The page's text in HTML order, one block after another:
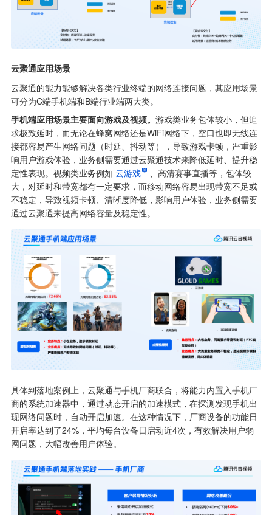
云聚通应用场景
云聚通的能力能够解决各类行业终端的网络连接问题，其应用场景
可分为C端手机端和B端行业端两大类。
手机端应用场景主要面向游戏及视频。 游戏类业务包体较小，但追
求极致延时，而无论在蜂窝网络还是WiFi网络下，空口也即无线连
接都容易产生网络问题（时延、抖动等），导致游戏卡顿，严重影
响用户游戏体验，业务侧需要通过云聚通技术来降低延时、提升稳
定性表现。视频类业务例如 云游戏
、高清赛事直播等，包体较
大，对延时和带宽都有一定要求，而移动网络容易出现带宽不足或
不稳定，导致视频卡顿、清晰度降低，影响用户体验，业务侧需要
通过云聚通来提高网络容量及稳定性。
具体到落地案例上，云聚通与手机厂商联合，将能力内置入手机厂
商的系统加速器中，通过动态开启的加速模式，在探测发现手机出
现网络问题时，自动开启加速。在这种情况下，厂商设备的功能日
开启率达到了24%，平均每台设备日启动近4次，有效解决用户弱
网问题，大幅改善用户体验。